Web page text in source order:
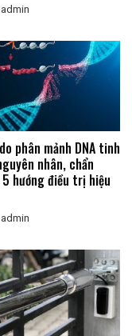
admin
phân mảnh DNA tinh
nhân, chẩn
5 hướng điều trị hiệu
admin